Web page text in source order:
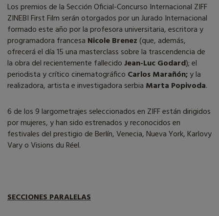
Los premios de la Sección Oficial-Concurso Internacional ZIFF
ZINEBI First Film serán otorgados por un Jurado Internacional
formado este año por la profesora universitaria, escritora y
programadora francesa Nicole Brenez(que, además,
ofrecerá el día 15 una masterclass sobre la trascendencia de
la obra del recientemente fallecidoJean-Luc Godard); el
periodista y crítico cinematográfico Carlos Marañón;y la
realizadora, artista e investigadora serbia Marta Popivoda.
6 de los 9 largometrajes seleccionados en ZIFF están dirigidos
por mujeres, y han sido estrenados y reconocidos en
festivales del prestigio de Berlín, Venecia, Nueva York, Karlovy
Vary o Visions du Réel.
SECCIONES PARALELAS